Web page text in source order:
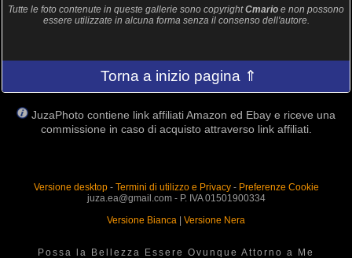
Tutte le foto contenute in queste gallerie sono copyrightCmario e non possono
essere utilizzate in alcuna forma senza il consenso dell'autore.
Torna a inizio pagina ⇑
JuzaPhoto contiene link affiliati Amazon ed Ebay e riceve una
commissione in caso di acquisto attraverso link affiliati.
Versione desktop- Termini di utilizzo e Privacy- Preferenze Cookie
juza.ea@gmail.com - P. IVA 01501900334
Versione Bianca | Versione Nera
Possa la Bellezza Essere Ovunque Attorno a Me